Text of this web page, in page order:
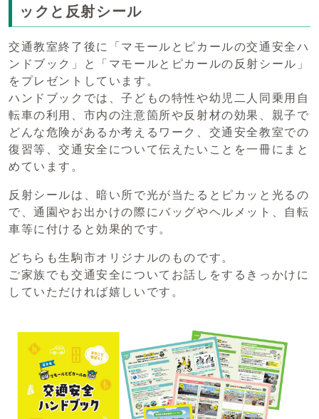
ックと反射シール
交通教室終了後に「マモールとピカールの交通安全ハ
ンドブック」と「マモールとピカールの反射シール」
をプレゼントしています。
ハンドブックでは、子どもの特性や幼児二人同乗用自
転車の利用、市内の注意箇所や反射材の効果、親子で
どんな危険があるか考えるワーク、交通安全教室での
復習等、交通安全について伝えたいことを一冊にまと
めています。
反射シールは、暗い所で光が当たるとピカッと光るの
で、通園やお出かけの際にバッグやヘルメット、自転
車等に付けると効果的です。
どちらも生駒市オリジナルのものです。
ご家族でも交通安全についてお話しをするきっかけに
していただければ嬉しいです。